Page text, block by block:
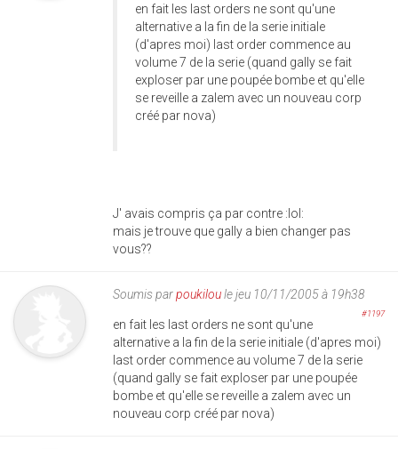
en fait les last orders ne sont qu'une
alternative a la fin de la serie initiale
(d'apres moi) last order commence au
volume 7 de la serie (quand gally se fait
exploser par une poupée bombe et qu'elle
se reveille a zalem avec un nouveau corp
créé par nova)
J' avais compris ça par contre :lol:
mais je trouve que gally a bien changer pas
vous??
Soumis parpoukiloule jeu 10/11/2005 à 19h38
#1197
en fait les last orders ne sont qu'une
alternative a la fin de la serie initiale (d'apres moi)
last order commence au volume 7 de la serie
(quand gally se fait exploser par une poupée
bombe et qu'elle se reveille a zalem avec un
nouveau corp créé par nova)